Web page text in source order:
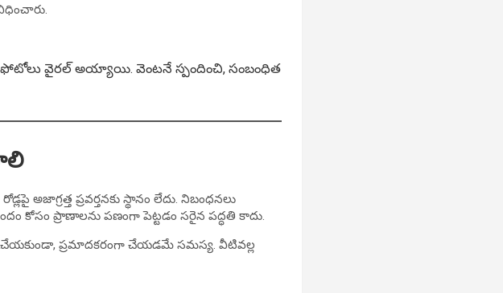
ఫోటోలు వైరల్ అయ్యాయి. వెంటనే స్పందించి, సంబంధిత
అజాగ్రత్త ప్రవర్తనకు స్థానం లేదు. నిబంధనలు
కోసం ప్రాణాలను పణంగా పెట్టడం సరైన పద్ధతి కాదు.
ప్రమాదకరంగా చేయడమే సమస్య. వీటివల్ల